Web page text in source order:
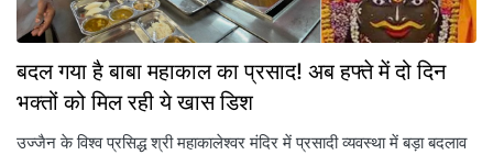
बदल गया है बाबा महाकाल का प्रसाद! अब हफ्ते में दो दिन
भक्तों को मिल रही ये खास डिश
उज्जैन के विश्व प्रसिद्ध श्री महाकालेश्वर मंदिर में प्रसादी व्यवस्था में बड़ा बदलाव